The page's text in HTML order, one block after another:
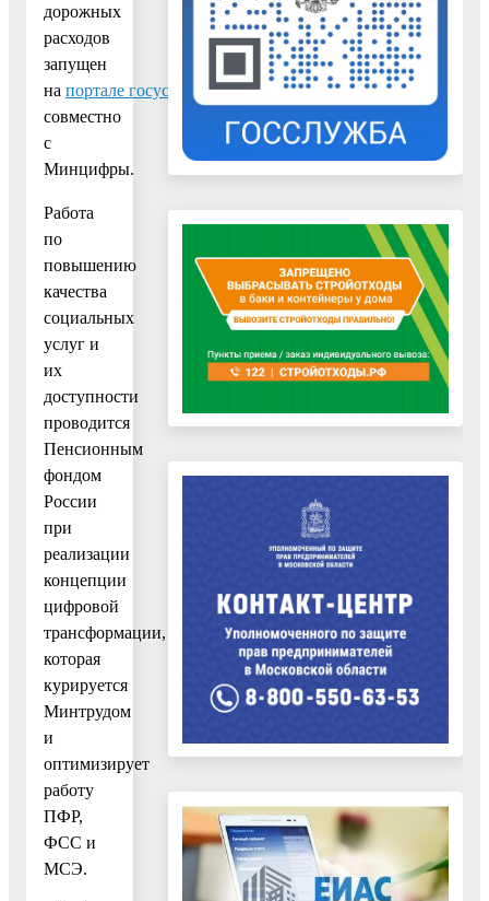
дорожных
расходов
запущен
на портале госуслуг
совместно
с
Минцифры.
Работа
по
повышению
качества
социальных
услуг и
их
доступности
проводится
Пенсионным
фондом
России
при
реализации
концепции
цифровой
трансформации,
которая
курируется
Минтрудом
и
оптимизирует
работу
ПФР,
ФСС и
МСЭ.